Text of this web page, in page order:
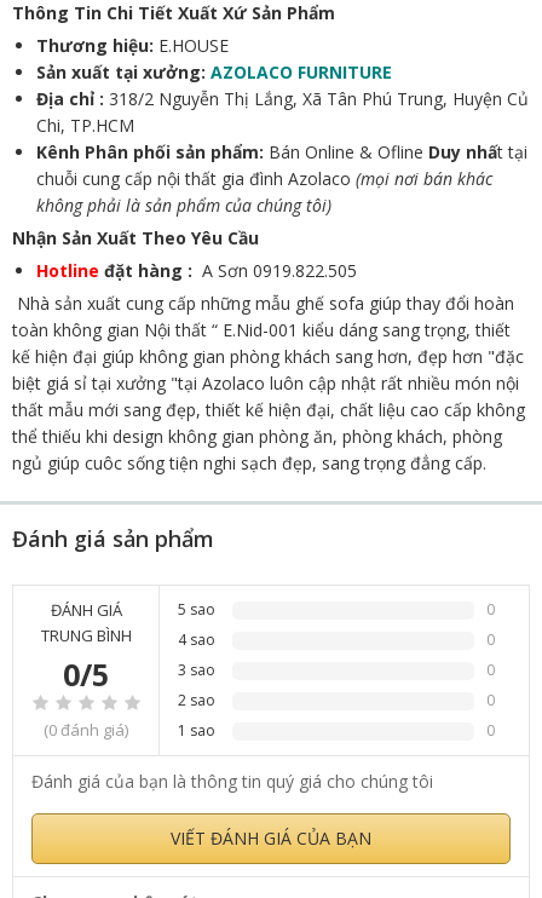
Thông Tin Chi Tiết Xuất Xứ Sản Phẩm
Thương hiệu: E.HOUSE
Sản xuất tại xưởng: AZOLACO FURNITURE
Địa chỉ : 318/2 Nguyễn Thị Lắng, Xã Tân Phú Trung, Huyện Củ
Chi, TP.HCM
Kênh Phân phối sản phẩm: Bán Online & Ofline Duy nhất tại
chuỗi cung cấp nội thất gia đình Azolaco (mọi nơi bán khác
không phải là sản phẩm của chúng tôi)
Nhận Sản Xuất Theo Yêu Cầu
Hotline đặt hàng : A Sơn 0919.822.505
Nhà sản xuất cung cấp những mẫu ghế sofa giúp thay đổi hoàn
toàn không gian Nội thất “ E.Nid-001 kiểu dáng sang trọng, thiết
kế hiện đại giúp không gian phòng khách sang hơn, đẹp hơn "đặc
biệt giá sỉ tại xưởng "tại Azolaco luôn cập nhật rất nhiều món nội
thất mẫu mới sang đẹp, thiết kế hiện đại, chất liệu cao cấp không
thể thiếu khi design không gian phòng ăn, phòng khách, phòng
ngủ giúp cuôc sống tiện nghi sạch đẹp, sang trọng đẳng cấp.
Đánh giá sản phẩm
ĐÁNH GIÁ
TRUNG BÌNH
0/5
(0 đánh giá)
5 sao
0
4 sao
0
3 sao
0
2 sao
0
1 sao
0
Đánh giá của bạn là thông tin quý giá cho chúng tôi
VIẾT ĐÁNH GIÁ CỦA BẠN